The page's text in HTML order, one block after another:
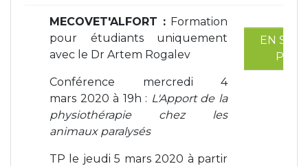
MECOVET'ALFORT : Formation
pour étudiants uniquement
avec le Dr Artem Rogalev
Conférence mercredi 4
mars 2020 à 19h : L'Apport de la
physiothérapie chez les
animaux paralysés
TP le jeudi 5 mars 2020 à partir
EN
PLUS